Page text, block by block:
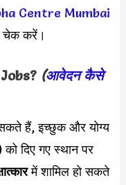
Centre Mumbai
करें।
Jobs?(आवेदन कैसे
हैं, इच्छुक और योग्य
दिए गए स्थान पर
में शामिल हो सकते